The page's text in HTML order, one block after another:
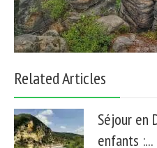
Related Articles
Séjour en
enfants :...